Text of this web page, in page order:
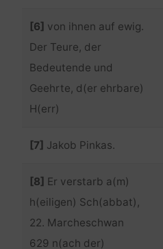
[6] von ihnen auf ewig.
Der Teure, der
Bedeutende und
Geehrte, d(er ehrbare)
H(err)
[7] Jakob Pinkas.
[8] Er verstarb a(m)
h(eiligen) Sch(abbat),
22. Marcheschwan
629 n(ach der)